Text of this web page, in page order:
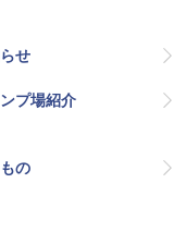
せ
プ場紹介
の